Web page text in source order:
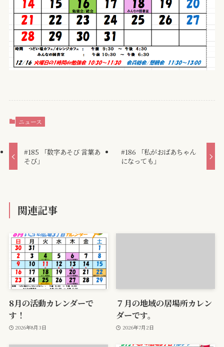
ニュース
#185 「数字あそび 言葉あ
そび」
#186 「私がおばあちゃん
になっても」
関連記事
8月の活動カレンダーで
す！
2026年8月3日
７月の地域の居場所カレン
ダーです。
2026年7月2日